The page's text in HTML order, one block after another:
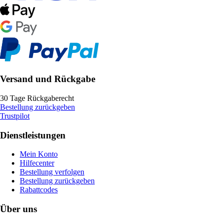
Versand und Rückgabe
30 Tage Rückgaberecht
Bestellung zurückgeben
Trustpilot
Dienstleistungen
Mein Konto
Hilfecenter
Bestellung verfolgen
Bestellung zurückgeben
Rabattcodes
Über uns